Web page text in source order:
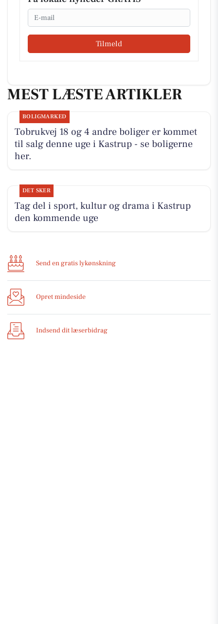
Email
Tilmeld
MEST LÆSTE ARTIKLER
BOLIGMARKED
Tobrukvej 18 og 4 andre boliger er kommet
til salg denne uge i Kastrup - se boligerne
her.
DET SKER
Tag del i sport, kultur og drama i Kastrup
den kommende uge
Send en gratis lykønskning
Opret mindeside
Indsend dit læserbidrag